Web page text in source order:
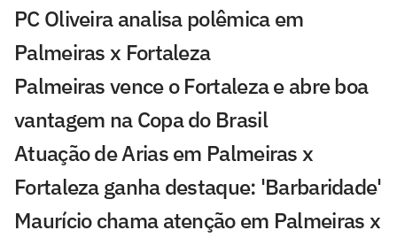
PC Oliveira analisa polêmica em
Palmeiras x Fortaleza
Palmeiras vence o Fortaleza e abre boa
vantagem na Copa do Brasil
Atuação de Arias em Palmeiras x
Fortaleza ganha destaque: 'Barbaridade'
Maurício chama atenção em Palmeiras x